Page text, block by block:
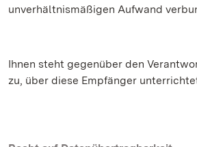
unverhältnismäßigen Aufwand
Ihnen steht gegenüber den
zu, über diese Empfänger